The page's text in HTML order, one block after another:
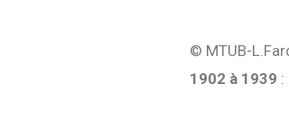
© MTUB-
1902 à 1939 :